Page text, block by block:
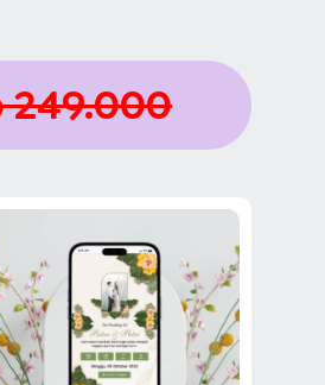
249.000